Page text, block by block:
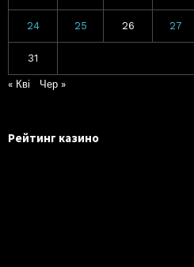
24 25 26 27
31
« Кві Чер »
Рейтинг казино